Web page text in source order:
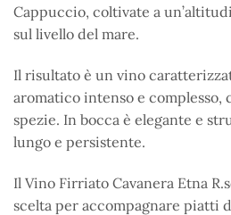
Cappuccio, coltivate a
sul livello del mare.
Il risultato è un vino
aromatico intenso e
spezie. In bocca è elegante e
lungo e persistente.
Il Vino Firriato Cavanera Etna
scelta per accompagnare piatti